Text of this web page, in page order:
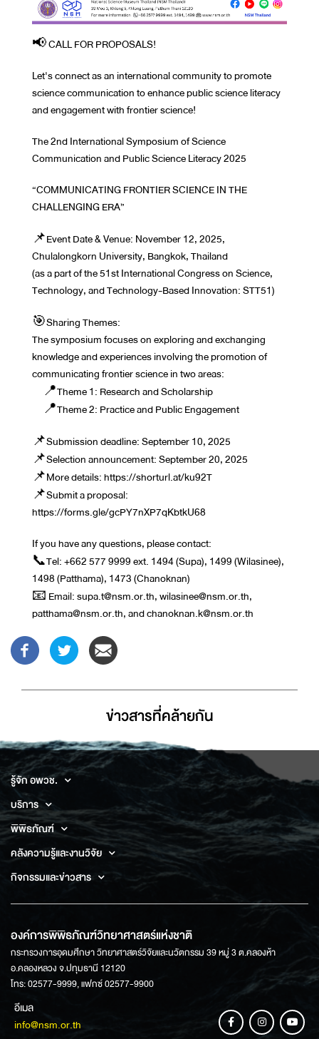
📢 CALL FOR PROPOSALS!
Let's connect as an international community to promote
science communication to enhance public science literacy
and engagement with frontier science!
The 2nd International Symposium of Science
Communication and Public Science Literacy 2025
“COMMUNICATING FRONTIER SCIENCE IN THE
CHALLENGING ERA”
📌Event Date & Venue: November 12, 2025,
Chulalongkorn University, Bangkok, Thailand
(as a part of the 51st International Congress on Science,
Technology, and Technology-Based Innovation: STT51)
🎯Sharing Themes:
The symposium focuses on exploring and exchanging
knowledge and experiences involving the promotion of
communicating frontier science in two areas:
📍Theme 1: Research and Scholarship
📍Theme 2: Practice and Public Engagement
📌Submission deadline: September 10, 2025
📌Selection announcement: September 20, 2025
📌More details: https://shorturl.at/ku92T
📌Submit a proposal:
https://forms.gle/gcPY7nXP7qKbtkU68
If you have any questions, please contact:
📞Tel: +662 577 9999 ext. 1494 (Supa), 1499 (Wilasinee),
1498 (Patthama), 1473 (Chanoknan)
📧 Email: supa.t@nsm.or.th, wilasinee@nsm.or.th,
patthama@nsm.or.th, and chanoknan.k@nsm.or.th
ข่าวสารที่่คล้ายกัน
รู้จัก อพวช.
บริการ
พิพิธภัณฑ์
คลังความรู้และงานวิจัย
กิจกรรมและข่าวสาร
องค์การพิพิธภัณฑ์วิทยาศาสตร์แห่งชาติ
กระทรวงการอุดมศึกษา วิทยาศาสตร์วิจัยและนวัตกรรม 39 หมู่ 3 ต.คลองห้า
อ.คลองหลวง จ.ปทุมธานี 12120
โทร: 02577-9999, แฟกซ์ 02577-9900
อีเมล
info@nsm.or.th